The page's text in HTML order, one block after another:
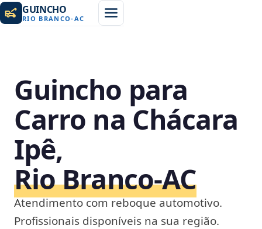
GUINCHO
RIO BRANCO-AC
Guincho para
Carro na Chácara
Ipê,
Rio Branco‑AC
Atendimento com reboque automotivo.
Profissionais disponíveis na sua região.